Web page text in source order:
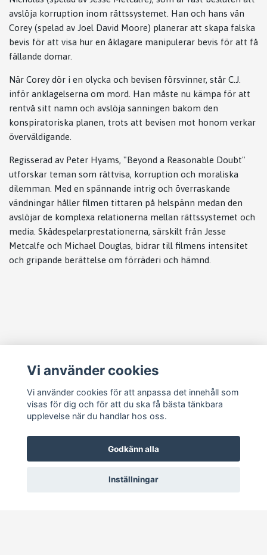
avslöja korruption inom rättssystemet. Han och hans vän
Corey (spelad av Joel David Moore) planerar att skapa falska
bevis för att visa hur en åklagare manipulerar bevis för att få
fällande domar.
När Corey dör i en olycka och bevisen försvinner, står C.J.
inför anklagelserna om mord. Han måste nu kämpa för att
rentvå sitt namn och avslöja sanningen bakom den
konspiratoriska planen, trots att bevisen mot honom verkar
överväldigande.
Regisserad av Peter Hyams, "Beyond a Reasonable Doubt"
utforskar teman som rättvisa, korruption och moraliska
dilemman. Med en spännande intrig och överraskande
vändningar håller filmen tittaren på helspänn medan den
avslöjar de komplexa relationerna mellan rättssystemet och
media. Skådespelarprestationerna, särskilt från Jesse
Metcalfe och Michael Douglas, bidrar till filmens intensitet
och gripande berättelse om förräderi och hämnd.
Köpvillkor
Kontakt
Cookie Concent
Vi använder cookies
Vi använder cookies för att anpassa det innehåll som
visas för dig och för att du ska få bästa tänkbara
upplevelse när du handlar hos oss.
Godkänn alla
Inställningar